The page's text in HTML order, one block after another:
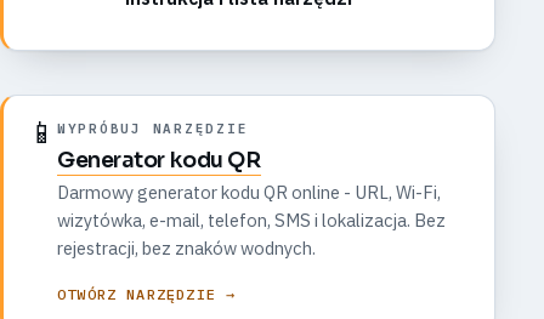
📱 WYPRÓBUJ NARZĘDZIE
Generator kodu QR
Darmowy generator kodu QR online - URL, Wi-Fi,
wizytówka, e-mail, telefon, SMS i lokalizacja. Bez
rejestracji, bez znaków wodnych.
OTWÓRZ NARZĘDZIE →